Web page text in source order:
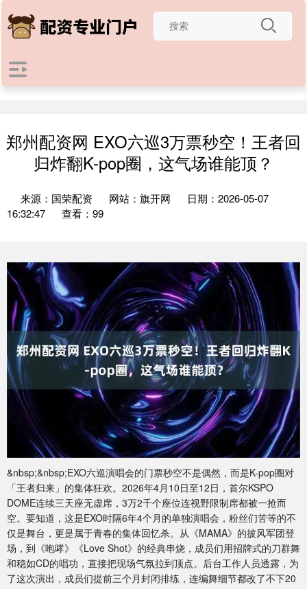
郑州配资网 EXO六巡3万票秒空！王者回
归炸翻K-pop圈，这气场谁能顶？
来源：国荣配资 网站：旗开网
日期：2026-05-07
16:32:47
查看：99
&nbsp;&nbsp;EXO六巡演唱会的门票秒空不是偶然，而是K-pop圈对
「王者归来」的集体狂欢。2026年4月10日至12日，首尔KSPO
DOME连续三天座无虚席，3万2千个座位连视野限制席都被一抢而
空。要知道，这是EXO时隔6年4个月的单独演唱会，粉丝们苦等的不
仅是舞台，更是属于青春的集体回忆杀。从《MAMA》的披风军团登
场，到《咆哮》《Love Shot》的经典串烧，成员们用招牌式的刀群舞
和稳如CD的唱功，直接把现场气氛拉到顶点。后台工作人员透露，为
了这次演出，成员们提前三个月封闭排练，连编舞细节都改了不下20